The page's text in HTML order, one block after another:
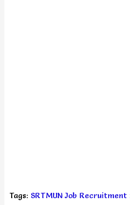
Tags: SRTMUN Job